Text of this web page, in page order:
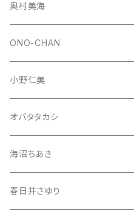
奥村美海
ONO-CHAN
小野仁美
オバタタカシ
海沼ちあき
春日井さゆり